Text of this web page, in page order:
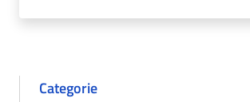
Categorie